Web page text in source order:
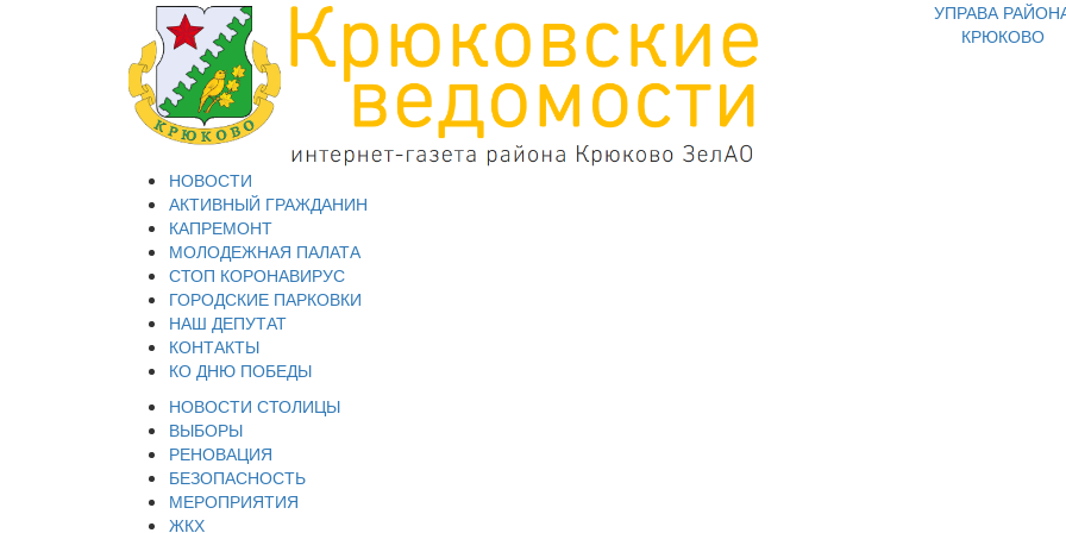
УПРАВА
КРЮКОВО
НОВОСТИ
АКТИВНЫЙ ГРАЖДАНИН
КАПРЕМОНТ
МОЛОДЕЖНАЯ ПАЛАТА
СТОП КОРОНАВИРУС
ГОРОДСКИЕ ПАРКОВКИ
НАШ ДЕПУТАТ
КОНТАКТЫ
КО ДНЮ ПОБЕДЫ
НОВОСТИ СТОЛИЦЫ
ВЫБОРЫ
РЕНОВАЦИЯ
БЕЗОПАСНОСТЬ
МЕРОПРИЯТИЯ
ЖКХ